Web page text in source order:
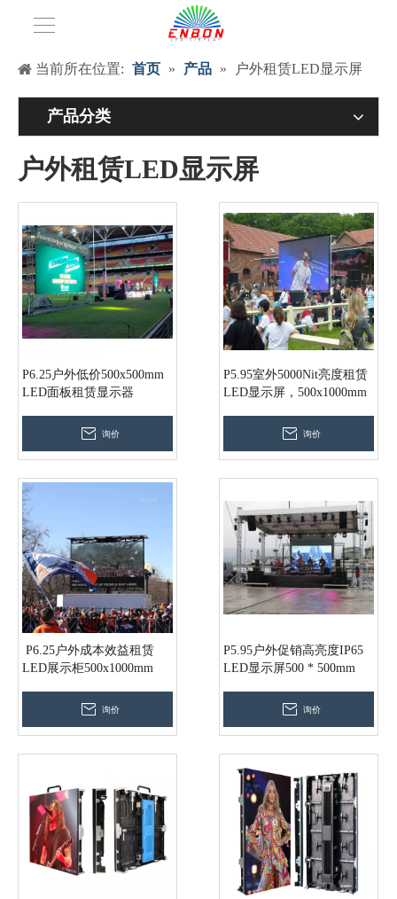
当前所在位置: 首页 » 产品 » 户外租赁LED显示屏
产品分类
户外租赁LED显示屏
P6.25户外低价500x500mm
LED面板租赁显示器
询价
P5.95室外5000Nit亮度租赁
LED显示屏，500x1000mm
询价
P6.25户外成本效益租赁
LED展示柜500x1000mm
询价
P5.95户外促销高亮度IP65
LED显示屏500 * 500mm
询价